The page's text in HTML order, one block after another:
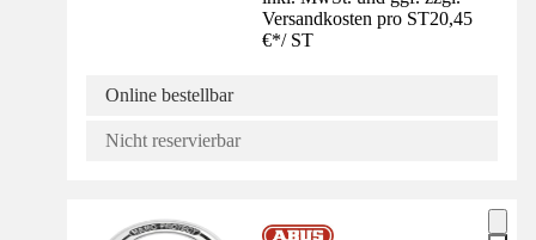
Versandkosten pro ST20,45
€*/ ST
Online bestellbar
Nicht reservierbar